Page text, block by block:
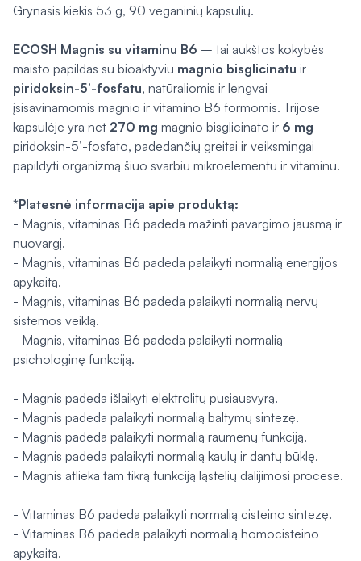
Grynasis kiekis 53 g, 90 veganinių kapsulių.
ECOSH Magnis su vitaminu B6 – tai aukštos kokybės
maisto papildas su bioaktyviu magnio bisglicinatu ir
piridoksin-5’-fosfatu, natūraliomis ir lengvai
įsisavinamomis magnio ir vitamino B6 formomis. Trijose
kapsulėje yra net 270 mg magnio bisglicinato ir 6 mg
piridoksin-5’-fosfato, padedančių greitai ir veiksmingai
papildyti organizmą šiuo svarbiu mikroelementu ir vitaminu.
*Platesnė informacija apie produktą:
- Magnis, vitaminas B6 padeda mažinti pavargimo jausmą ir
nuovargį.
- Magnis, vitaminas B6 padeda palaikyti normalią energijos
apykaitą.
- Magnis, vitaminas B6 padeda palaikyti normalią nervų
sistemos veiklą.
- Magnis, vitaminas B6 padeda palaikyti normalią
psichologinę funkciją.
- Magnis padeda išlaikyti elektrolitų pusiausvyrą.
- Magnis padeda palaikyti normalią baltymų sintezę.
- Magnis padeda palaikyti normalią raumenų funkciją.
- Magnis padeda palaikyti normalią kaulų ir dantų būklę.
- Magnis atlieka tam tikrą funkciją ląstelių dalijimosi procese.
- Vitaminas B6 padeda palaikyti normalią cisteino sintezę.
- Vitaminas B6 padeda palaikyti normalią homocisteino
apykaitą.